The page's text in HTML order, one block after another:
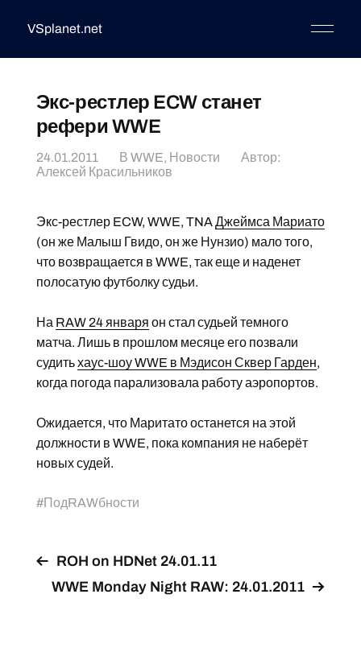
VSplanet.net
Экс-рестлер ECW станет
рефери WWE
24.01.2011 В WWE, Новости
Автор:
Алексей Красильников
Экс-рестлер ECW, WWE, TNAДжеймса Мариато
(он же Малыш Гвидо, он же Нунзио) мало того,
что возвращается в WWE, так еще и наденет
полосатую футболку судьи.
На RAW 24 января он стал судьей темного
матча. Лишь в прошлом месяце его позвали
судитьхаус-шоу WWE в Мэдисон Сквер Гарден,
когда погода парализовала работу аэропортов.
Ожидается, что Маритато останется на этой
должности в WWE, пока компания не наберёт
новых судей.
#ПодRAWбности
ROH on HDNet 24.01.11
WWE Monday Night RAW: 24.01.2011